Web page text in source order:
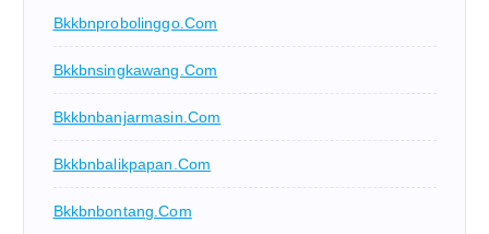
Bkkbnprobolinggo.com
Bkkbnsingkawang.com
Bkkbnbanjarmasin.com
Bkkbnbalikpapan.com
Bkkbnbontang.com